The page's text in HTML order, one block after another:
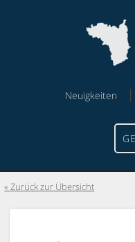
Neuigkeiten
Zurück zur Übersicht